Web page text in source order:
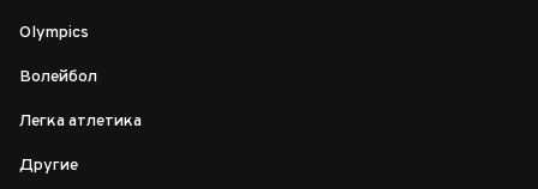
Olympics
Волейбол
Легка атлетика
Другие